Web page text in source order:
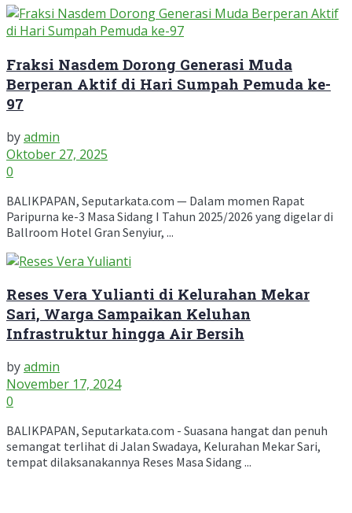
Fraksi Nasdem Dorong Generasi Muda
Berperan Aktif di Hari Sumpah Pemuda ke-
97
byadmin
Oktober 27, 2025
0
BALIKPAPAN, Seputarkata.com — Dalam momen Rapat
Paripurna ke-3 Masa Sidang I Tahun 2025/2026 yang digelar di
Ballroom Hotel Gran Senyiur, ...
Reses Vera Yulianti di Kelurahan Mekar
Sari, Warga Sampaikan Keluhan
Infrastruktur hingga Air Bersih
byadmin
November 17, 2024
0
BALIKPAPAN, Seputarkata.com - Suasana hangat dan penuh
semangat terlihat di Jalan Swadaya, Kelurahan Mekar Sari,
tempat dilaksanakannya Reses Masa Sidang ...